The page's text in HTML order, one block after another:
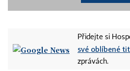
Přidejte si
své oblíbené
zprávách.